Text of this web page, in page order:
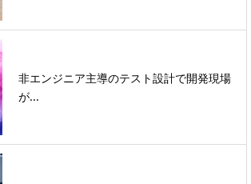
非エンジニア主導のテスト設計で開発現場
が...